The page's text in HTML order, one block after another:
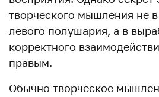
творческого мышления не
левого полушария, а в
корректного
правым.
Обычно творческое